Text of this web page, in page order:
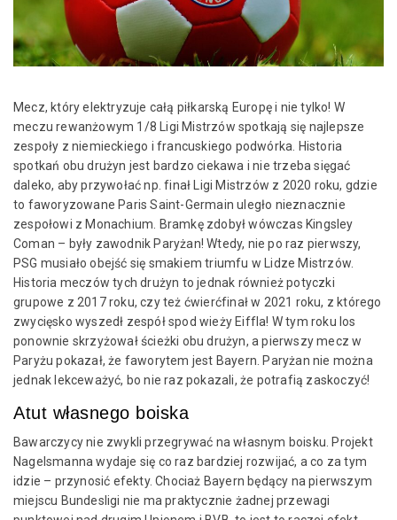
Mecz, który elektryzuje całą piłkarską Europę i nie tylko! W
meczu rewanżowym 1/8 Ligi Mistrzów spotkają się najlepsze
zespoły z niemieckiego i francuskiego podwórka. Historia
spotkań obu drużyn jest bardzo ciekawa i nie trzeba sięgać
daleko, aby przywołać np. finał Ligi Mistrzów z 2020 roku, gdzie
to faworyzowane Paris Saint-Germain uległo nieznacznie
zespołowi z Monachium. Bramkę zdobył wówczas Kingsley
Coman – były zawodnik Paryżan! Wtedy, nie po raz pierwszy,
PSG musiało obejść się smakiem triumfu w Lidze Mistrzów.
Historia meczów tych drużyn to jednak również potyczki
grupowe z 2017 roku, czy też ćwierćfinał w 2021 roku, z którego
zwycięsko wyszedł zespół spod wieży Eiffla! W tym roku los
ponownie skrzyżował ścieżki obu drużyn, a pierwszy mecz w
Paryżu pokazał, że faworytem jest Bayern. Paryżan nie można
jednak lekceważyć, bo nie raz pokazali, że potrafią zaskoczyć!
Atut własnego boiska
Bawarczycy nie zwykli przegrywać na własnym boisku. Projekt
Nagelsmanna wydaje się co raz bardziej rozwijać, a co za tym
idzie – przynosić efekty. Chociaż Bayern będący na pierwszym
miejscu Bundesligi nie ma praktycznie żadnej przewagi